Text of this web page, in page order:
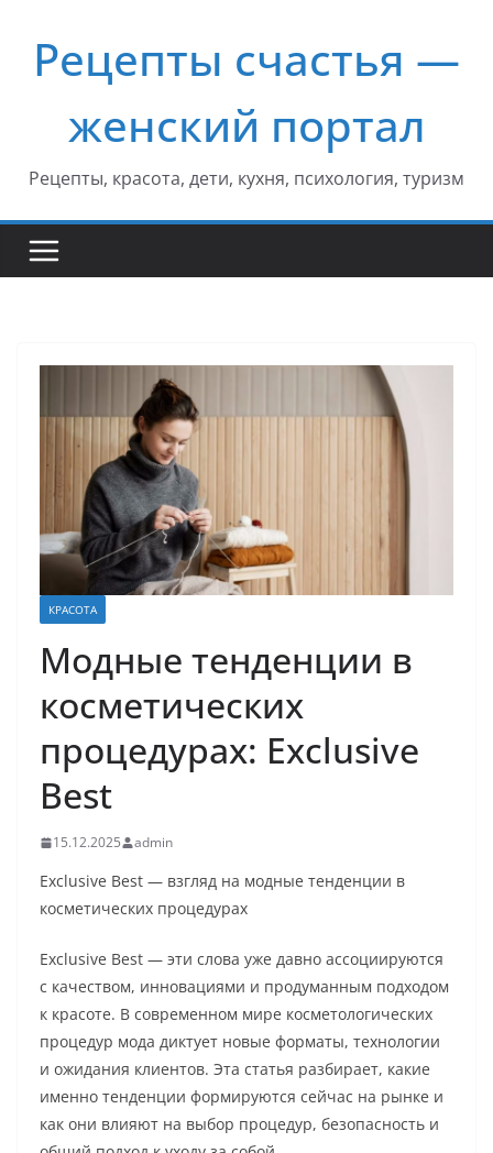
содержимому
Рецепты счастья —
женский портал
Рецепты, красота, дети, кухня, психология, туризм
КРАСОТА
Модные тенденции в
косметических
процедурах: Exclusive
Best
15.12.2025 admin
Exclusive Best — взгляд на модные тенденции в
косметических процедурах
Exclusive Best — эти слова уже давно ассоциируются
с качеством, инновациями и продуманным подходом
к красоте. В современном мире косметологических
процедур мода диктует новые форматы, технологии
и ожидания клиентов. Эта статья разбирает, какие
именно тенденции формируются сейчас на рынке и
как они влияют на выбор процедур, безопасность и